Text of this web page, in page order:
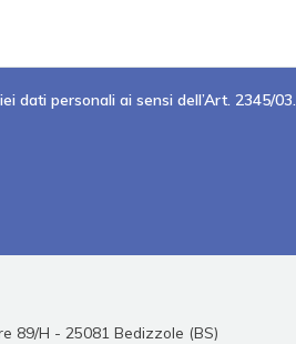
dati personali ai sensi dell’Art. 2345/03.
89/H - 25081 Bedizzole (BS)